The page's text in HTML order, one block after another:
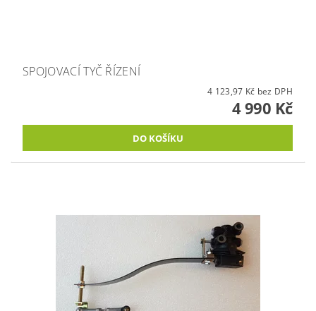
SPOJOVACÍ TYČ ŘÍZENÍ
4 123,97 Kč bez DPH
4 990 Kč